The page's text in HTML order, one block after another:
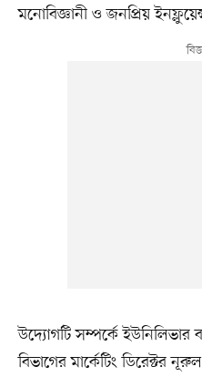
মনোবিজ্ঞানী ও জনপ্রিয়
উদ্যোগটি সম্পর্কে ইউনিলিভার
বিভাগের মার্কেটিং ডিরেক্টর